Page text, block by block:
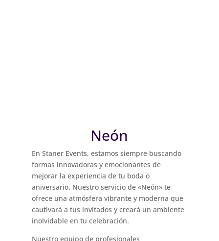
Neón
En Staner Events, estamos siempre buscando
formas innovadoras y emocionantes de
mejorar la experiencia de tu boda o
aniversario. Nuestro servicio de «Neón» te
ofrece una atmósfera vibrante y moderna que
cautivará a tus invitados y creará un ambiente
inolvidable en tu celebración.
Nuestro equipo de profesionales